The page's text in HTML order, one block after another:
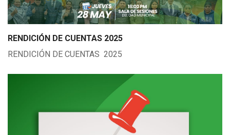
RENDICIÓN DE CUENTAS 2025
RENDICIÓN DE CUENTAS 2025